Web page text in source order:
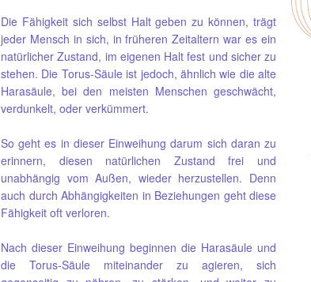
Die Fähigkeit sich selbst Halt geben zu können, trägt
jeder Mensch in sich, in früheren Zeitaltern war es ein
natürlicher Zustand, im eigenen Halt fest und sicher zu
stehen. Die Torus-Säule ist jedoch, ähnlich wie die alte
Harasäule, bei den meisten Menschen geschwächt,
verdunkelt, oder verkümmert.
So geht es in dieser Einweihung darum sich daran zu
erinnern, diesen natürlichen Zustand frei und
unabhängig vom Außen, wieder herzustellen. Denn
auch durch Abhängigkeiten in Beziehungen geht diese
Fähigkeit oft verloren.
Nach dieser Einweihung beginnen die Harasäule und
die Torus-Säule miteinander zu agieren, sich